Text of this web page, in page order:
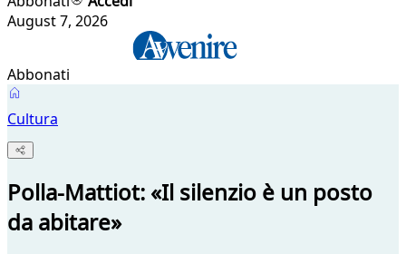
August 7, 2026
Abbonati
Cultura
Polla-Mattiot: «Il silenzio è un posto
da abitare»